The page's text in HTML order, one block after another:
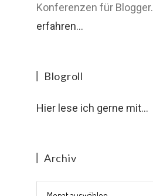
Konferenzen für Blogger.
erfahren...
Blogroll
Hier lese ich gerne mit...
Archiv
Archiv